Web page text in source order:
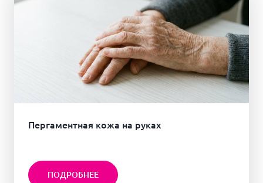
Пергаментная кожа на руках
ПОДРОБНЕЕ